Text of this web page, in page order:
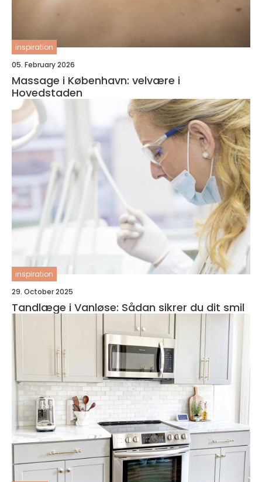
inspiration
05. February 2026
Massage i København: velvære i
Hovedstaden
inspiration
29. October 2025
Tandlæge i Vanløse: Sådan sikrer du dit smil